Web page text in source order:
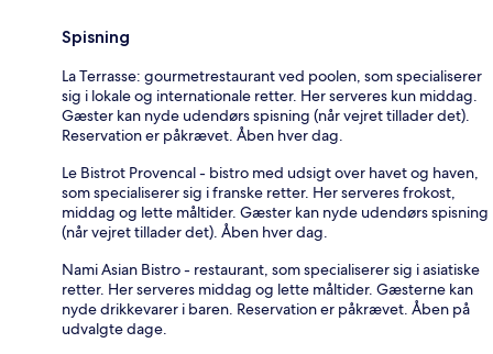
Spisning
La Terrasse: gourmetrestaurant ved poolen, som specialiserer
sig i lokale og internationale retter. Her serveres kun middag.
Gæster kan nyde udendørs spisning (når vejret tillader det).
Reservation er påkrævet. Åben hver dag.
Le Bistrot Provencal - bistro med udsigt over havet og haven,
som specialiserer sig i franske retter. Her serveres frokost,
middag og lette måltider. Gæster kan nyde udendørs spisning
(når vejret tillader det). Åben hver dag.
Nami Asian Bistro - restaurant, som specialiserer sig i asiatiske
retter. Her serveres middag og lette måltider. Gæsterne kan
nyde drikkevarer i baren. Reservation er påkrævet. Åben på
udvalgte dage.